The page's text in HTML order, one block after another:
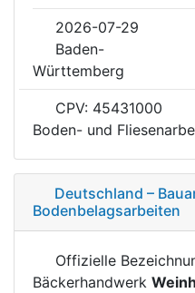
2026-07-29
Baden-
Württemberg
CPV: 45431000
Boden- und
Deutschland –
Bodenbelagsarbeiten
Offizielle
Bäckerhandwerk